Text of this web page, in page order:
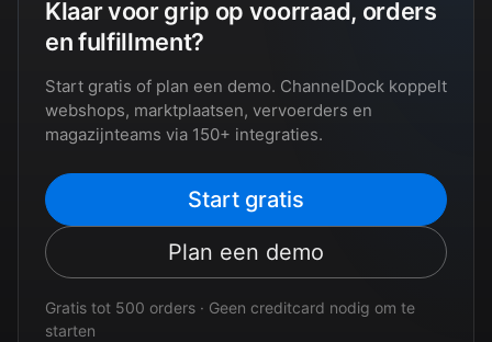
Klaar voor grip op voorraad, orders
en fulfillment?
Start gratis of plan een demo. ChannelDock koppelt
webshops, marktplaatsen, vervoerders en
magazijnteams via 150+ integraties.
Start gratis
Plan een demo
Gratis tot 500 orders · Geen creditcard nodig om te
starten